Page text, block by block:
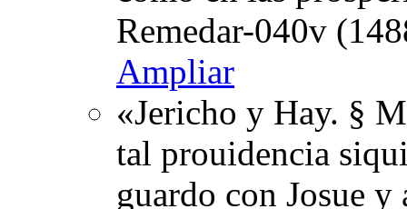
Remedar-040v
Ampliar
«Jericho y Hay. §
tal prouidencia
guardo con Josue